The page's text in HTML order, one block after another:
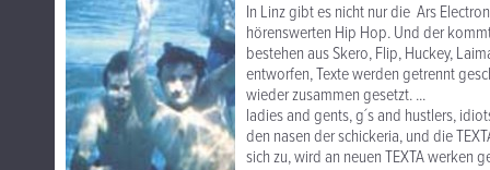
In Linz gibt es nicht nur die Ars
hörenswerten Hip Hop. Und der
bestehen aus Skero, Flip, Huckey,
entworfen, Texte werden getrennt
wieder zusammen gesetzt. ...
ladies and gents, g´s and hustlers,
den nasen der schickeria, und die
sich zu, wird an neuen TEXTA werken